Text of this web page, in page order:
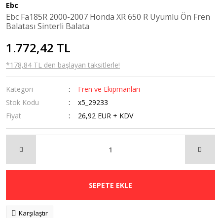
Ebc
Ebc Fa185R 2000-2007 Honda XR 650 R Uyumlu Ön Fren
Balatası Sinterli Balata
1.772,42 TL
*178,84 TL den başlayan taksitlerle!
Kategori
Fren ve Ekipmanları
Stok Kodu
x5_29233
Fiyat
26,92 EUR + KDV
SEPETE EKLE
Karşılaştır